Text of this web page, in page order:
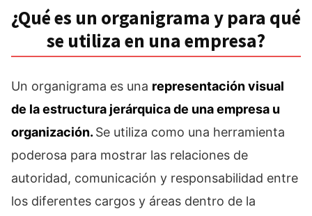
¿Qué es un organigrama y para qué
se utiliza en una empresa?
Un organigrama es una representación visual
de la estructura jerárquica de una empresa u
organización. Se utiliza como una herramienta
poderosa para mostrar las relaciones de
autoridad, comunicación y responsabilidad entre
los diferentes cargos y áreas dentro de la